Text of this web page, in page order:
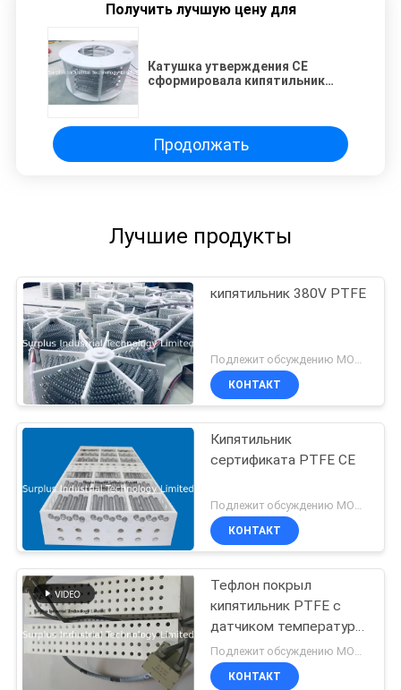
Получить лучшую цену для
Катушка утверждения CE
сформировала кипятильник
Продолжать
Лучшие продукты
кипятильник 380V PTFE
Подлежит обсуждению MOQ:1PCS
КОНТАКТ
Кипятильник
сертификата PTFE CE
КОНТАКТ
Тефлон покрыл
кипятильник PTFE с
датчиком температуры
PT100
КОНТАКТ